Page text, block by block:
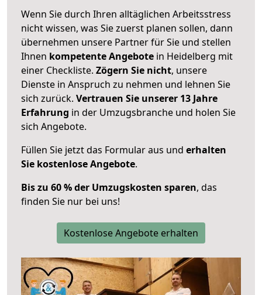
Wenn Sie durch Ihren alltäglichen Arbeitsstress
nicht wissen, was Sie zuerst planen sollen, dann
übernehmen unsere Partner für Sie und stellen
Ihnen kompetente Angebote in Heidelberg mit
einer Checkliste. Zögern Sie nicht, unsere
Dienste in Anspruch zu nehmen und lehnen Sie
sich zurück. Vertrauen Sie unserer 13 Jahre
Erfahrung in der Umzugsbranche und holen Sie
sich Angebote.
Füllen Sie jetzt das Formular aus und erhalten
Sie kostenlose Angebote.
Bis zu 60 % der Umzugskosten sparen, das
finden Sie nur bei uns!
Kostenlose Angebote erhalten